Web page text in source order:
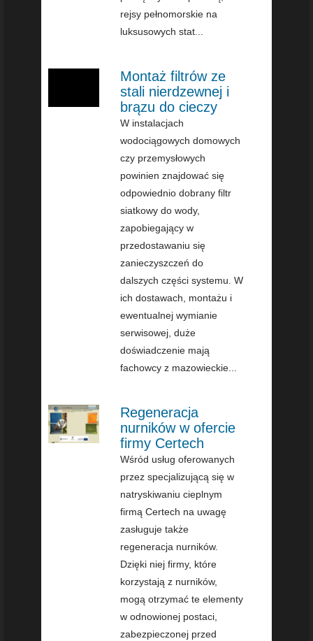
rejsy pełnomorskie na
luksusowych stat...
Montaż filtrów ze
stali nierdzewnej i
brązu do cieczy
W instalacjach
wodociągowych domowych
czy przemysłowych
powinien znajdować się
odpowiednio dobrany filtr
siatkowy do wody,
zapobiegający w
przedostawaniu się
zanieczyszczeń do
dalszych części systemu. W
ich dostawach, montażu i
ewentualnej wymianie
serwisowej, duże
doświadczenie mają
fachowcy z mazowieckie...
Regeneracja
nurników w ofercie
firmy Certech
Wśród usług oferowanych
przez specjalizującą się w
natryskiwaniu cieplnym
firmą Certech na uwagę
zasługuje także
regeneracja nurników.
Dzięki niej firmy, które
korzystają z nurników,
mogą otrzymać te elementy
w odnowionej postaci,
zabezpieczonej przed